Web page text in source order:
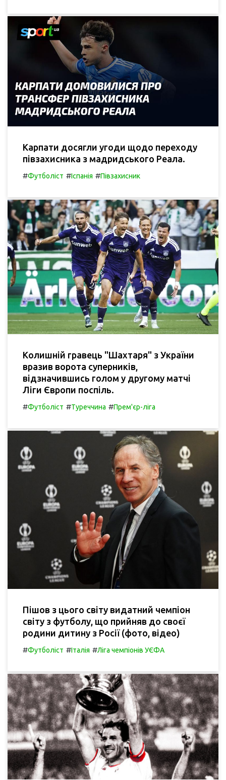
Карпати досягли угоди щодо переходу
півзахисника з мадридського Реала.
#Футболіст #Іспанія #Півзахисник
Колишній гравець "Шахтаря" з України
вразив ворота суперників,
відзначившись голом у другому матчі
Ліги Європи поспіль.
#Футболіст #Туреччина #Прем'єр-ліга
Пішов з цього світу видатний чемпіон
світу з футболу, що прийняв до своєї
родини дитину з Росії (фото, відео)
#Футболіст #Італія #Ліга чемпіонів УЄФА